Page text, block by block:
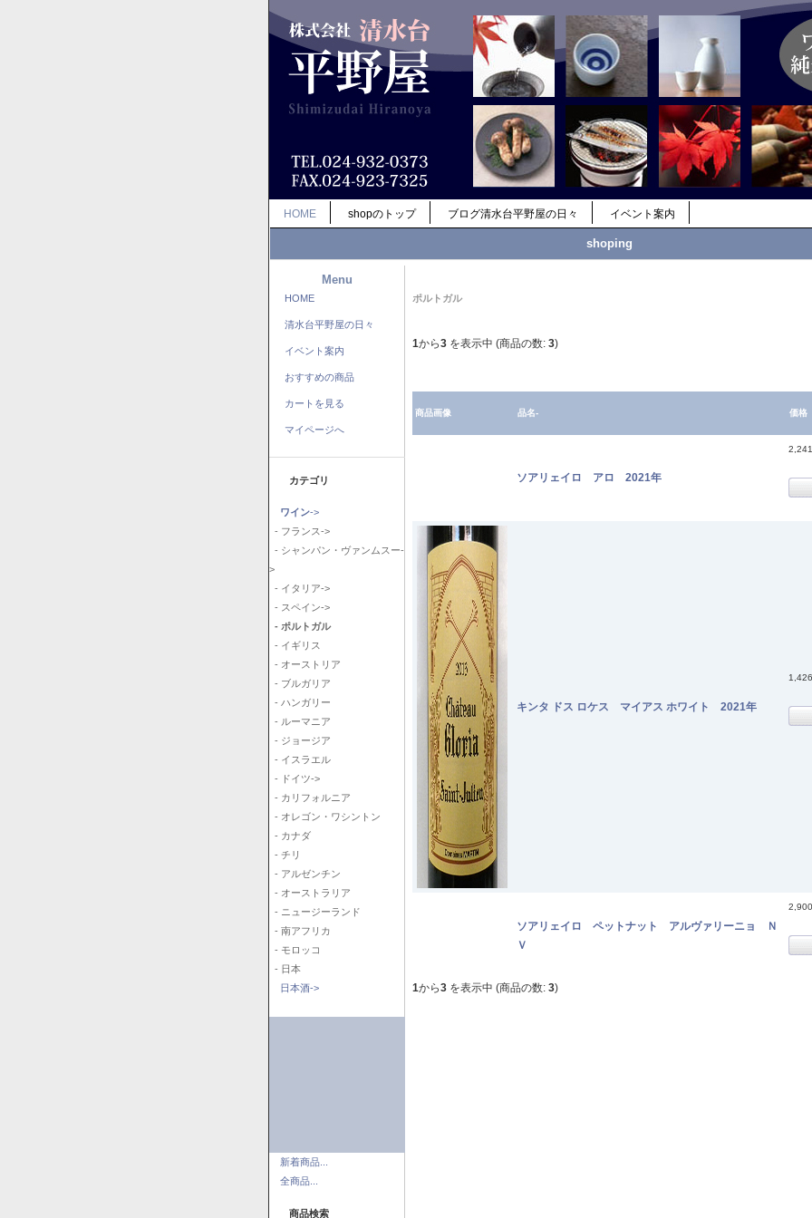
HOME shopのトップ ブログ清水台平野屋の日々 イベント案内
shoping
Menu
HOME
清水台平野屋の日々
イベント案内
おすすめの商品
カートを見る
マイページへ
カテゴリ
ワイン->
- フランス->
- シャンパン・ヴァンムスー-
>
- イタリア->
- スペイン->
- ポルトガル
- イギリス
- オーストリア
- ブルガリア
- ハンガリー
- ルーマニア
- ジョージア
- イスラエル
- ドイツ->
- カリフォルニア
- オレゴン・ワシントン
- カナダ
- チリ
- アルゼンチン
- オーストラリア
- ニュージーランド
- 南アフリカ
- モロッコ
- 日本
日本酒->
新着商品...
全商品...
商品検索
ポルトガル
1から3 を表示中 (商品の数: 3)
商品画像 品名- 価格
ソアリェイロ アロ 2021年
キンタ ドス ロケス マイアス ホワイト 2021年
ソアリェイロ ペットナット アルヴァリーニョ Ｎ
Ｖ
1から3 を表示中 (商品の数: 3)